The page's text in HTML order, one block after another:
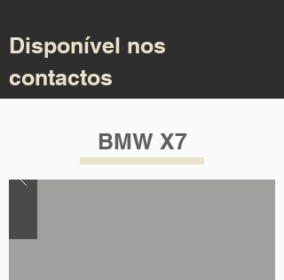
Disponível nos
contactos
BMW X7